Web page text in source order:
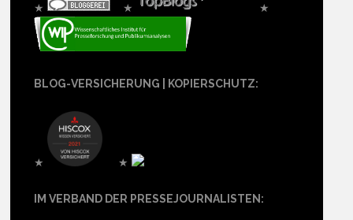
★ ★ ★
BLOG-VERSICHERUNG | KOPIERSCHUTZ:
★ ★
IM VERBAND DER PRESSEJOURNALISTEN: